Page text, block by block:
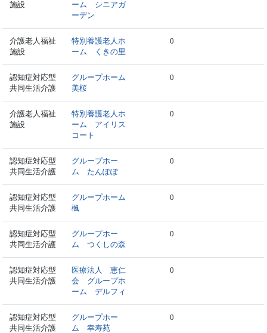
施設
ーム シニアガ
ーデン
介護老人福祉
施設
特別養護老人ホ
ーム くきの里
0
認知症対応型
共同生活介護
グループホーム
美桜
0
介護老人福祉
施設
特別養護老人ホ
ーム アイリス
コート
0
認知症対応型
共同生活介護
グループホー
ム たんぽぽ
0
認知症対応型
共同生活介護
グループホーム
楓
0
認知症対応型
共同生活介護
グループホー
ム つくしの森
0
認知症対応型
共同生活介護
医療法人 恵仁
会 グループホ
ーム デルフィ
0
認知症対応型
共同生活介護
グループホー
ム 幸寿苑
0